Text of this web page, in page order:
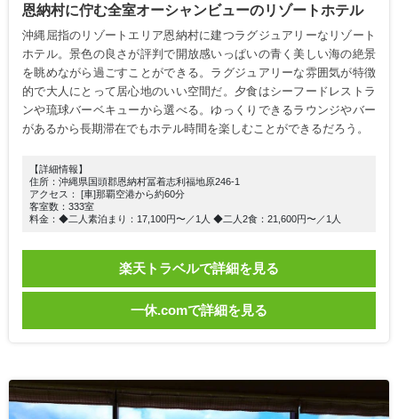
恩納村に佇む全室オーシャンビューのリゾートホテル
沖縄屈指のリゾートエリア恩納村に建つラグジュアリーなリゾート
ホテル。景色の良さが評判で開放感いっぱいの青く美しい海の絶景
を眺めながら過ごすことができる。ラグジュアリーな雰囲気が特徴
的で大人にとって居心地のいい空間だ。夕食はシーフードレストラ
ンや琉球バーベキューから選べる。ゆっくりできるラウンジやバー
があるから長期滞在でもホテル時間を楽しむことができるだろう。
【詳細情報】
住所：沖縄県国頭郡恩納村冨着志利福地原246-1
アクセス： [車]那覇空港から約60分
客室数：333室
料金：◆二人素泊まり：17,100円〜／1人 ◆二人2食：21,600円〜／1人
楽天トラベルで詳細を見る
一休.comで詳細を見る